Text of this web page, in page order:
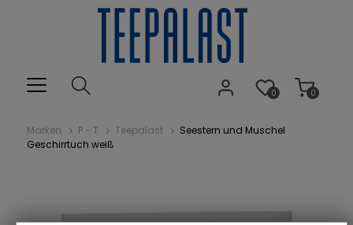
0
0
Marken P - T Teepalast
Seestern und Muschel
Geschirrtuch weiß